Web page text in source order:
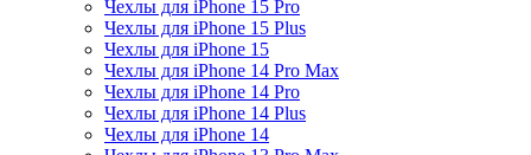
Чехлы для iPhone 15 Pro
Чехлы для iPhone 15 Plus
Чехлы для iPhone 15
Чехлы для iPhone 14 Pro Max
Чехлы для iPhone 14 Pro
Чехлы для iPhone 14 Plus
Чехлы для iPhone 14